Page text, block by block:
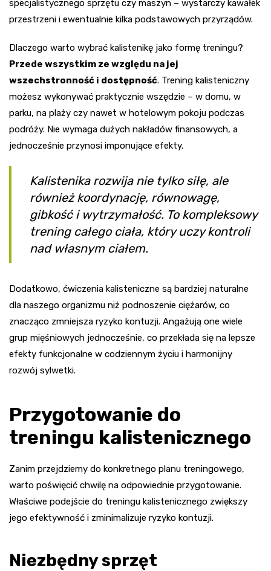
specjalistycznego sprzętu czy maszyn – wystarczy kawałek
przestrzeni i ewentualnie kilka podstawowych przyrządów.
Dlaczego warto wybrać kalistenikę jako formę treningu?
Przede wszystkim ze względu na jej
wszechstronność i dostępność. Trening kalisteniczny
możesz wykonywać praktycznie wszędzie – w domu, w
parku, na plaży czy nawet w hotelowym pokoju podczas
podróży. Nie wymaga dużych nakładów finansowych, a
jednocześnie przynosi imponujące efekty.
Kalistenika rozwija nie tylko siłę, ale
również koordynację, równowagę,
gibkość i wytrzymałość. To kompleksowy
trening całego ciała, który uczy kontroli
nad własnym ciałem.
Dodatkowo, ćwiczenia kalisteniczne są bardziej naturalne
dla naszego organizmu niż podnoszenie ciężarów, co
znacząco zmniejsza ryzyko kontuzji. Angażują one wiele
grup mięśniowych jednocześnie, co przekłada się na lepsze
efekty funkcjonalne w codziennym życiu i harmonijny
rozwój sylwetki.
Przygotowanie do
treningu kalistenicznego
Zanim przejdziemy do konkretnego planu treningowego,
warto poświęcić chwilę na odpowiednie przygotowanie.
Właściwe podejście do treningu kalistenicznego zwiększy
jego efektywność i zminimalizuje ryzyko kontuzji.
Niezbędny sprzęt